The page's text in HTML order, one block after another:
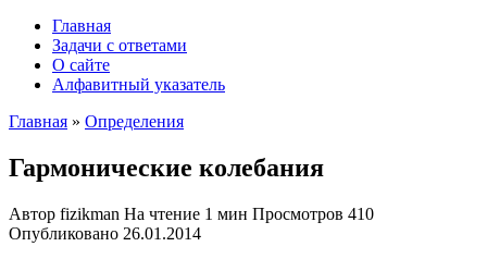
Главная
Задачи с ответами
О сайте
Алфавитный указатель
Главная » Определения
Гармонические колебания
Автор fizikman На чтение 1 мин Просмотров 410
Опубликовано 26.01.2014